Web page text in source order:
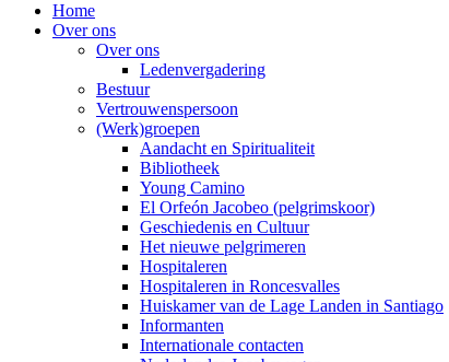
Home
Over ons
Over ons
Ledenvergadering
Bestuur
Vertrouwenspersoon
(Werk)groepen
Aandacht en Spiritualiteit
Bibliotheek
Young Camino
El Orfeón Jacobeo (pelgrimskoor)
Geschiedenis en Cultuur
Het nieuwe pelgrimeren
Hospitaleren
Hospitaleren in Roncesvalles
Huiskamer van de Lage Landen in Santiago
Informanten
Internationale contacten